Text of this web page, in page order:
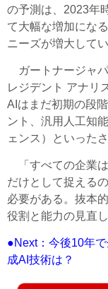
の予測は、2023年
て大幅な増加にな
ニーズが増大して
ガートナージャ
レジデント アナリ
AIはまだ初期の段
ント、汎用人工知
ェンス）といった
「すべての企業
だけとして捉える
必要がある。抜本
役割と能力の見直
●Next：今後10年
成AI技術は？